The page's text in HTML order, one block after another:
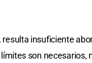
resulta insuficiente
son